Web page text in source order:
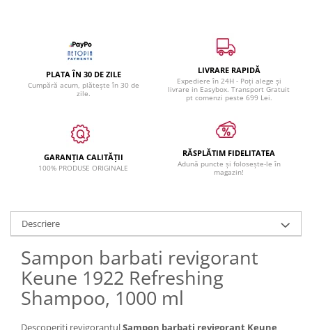
PLATA ÎN 30 DE ZILE
Cumpără acum, plătește în 30 de
zile.
LIVRARE RAPIDĂ
Expediere în 24H - Poți alege și
livrare in Easybox. Transport Gratuit
pt comenzi peste 699 Lei.
GARANȚIA CALITĂȚII
100% PRODUSE ORIGINALE
RĂSPLĂTIM FIDELITATEA
Adună puncte și folosește-le în
magazin!
Descriere
Sampon barbati revigorant
Keune 1922 Refreshing
Shampoo, 1000 ml
Descoperiti revigorantulSampon barbati revigorant Keune